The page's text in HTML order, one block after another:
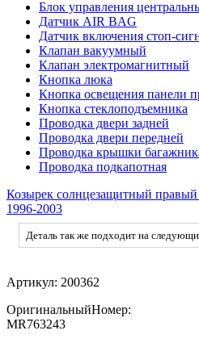
Блок управления
Датчик AIR BAG
Датчик включения стоп-
Клапан вакуумный
Клапан электромагнитный
Кнопка люка
Кнопка освещения панели
Кнопка стеклоподъемника
Проводка двери задней
Проводка двери передней
Проводка крышки
Проводка подкапотная
Козырек солнцезащитный
1996-2003
Деталь так же подходит на
Артикул: 200362
ОригинальныйНомер:
MR763243